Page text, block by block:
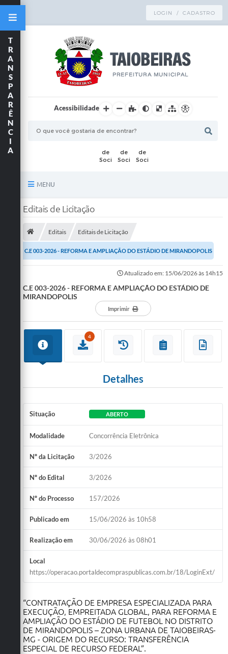
LOGIN / CADASTRO
Acessibilidade
MENU
Principal
A Nossa Cidade
Legislação
Notícias
Conselho Tutelar.
Carta de Serviços
Obras
Emprega
Links
Telefones Úteis
Contato
T
R
A
N
S
P
A
R
Ê
N
C
I
A
Editais de Licitação
Editais Editais de Licitação
C.E 003-2026 - REFORMA E AMPLIAÇÃO DO ESTÁDIO DE MIRANDOPOLIS
Atualizado em: 15/06/2026 às 14h15
C.E 003-2026 - REFORMA E AMPLIAÇÃO DO ESTÁDIO DE
MIRANDOPOLIS
Imprimir
4
Detalhes
Situação ABERTO
Modalidade Concorrência Eletrônica
Nº da Licitação 3/2026
Nº do Edital 3/2026
Nº do Processo 157/2026
Publicado em 15/06/2026 às 10h58
Realização em 30/06/2026 às 08h01
Local
https://operacao.portaldecompraspublicas.com.br/18/LoginExt/
“CONTRATAÇÃO DE EMPRESA ESPECIALIZADA PARA
EXECUÇÃO, EMPREITADA GLOBAL, PARA REFORMA E
AMPLIAÇÃO DO ESTÁDIO DE FUTEBOL NO DISTRITO
DE MIRANDOPOLIS – ZONA URBANA DE TAIOBEIRAS-
MG - ORIGEM DO RECURSO: TRANSFERÊNCIA
ESPECIAL DE RECURSO FEDERAL”.